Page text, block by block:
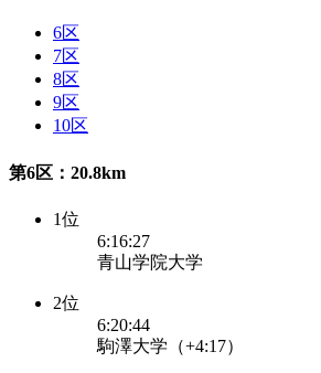
6区
7区
8区
9区
10区
第6区：20.8km
1位
6:16:27
青山学院大学
2位
6:20:44
駒澤大学（+4:17）